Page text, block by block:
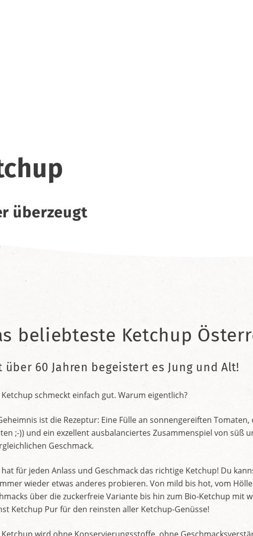
überzeugt
beliebteste Ketchup
über 60 Jahren begeistert es Jung und Alt!
Ketchup schmeckt einfach gut. Warum eigentlich?
ist die Rezeptur: Eine Fülle an sonnengereiften
;-)) und ein exzellent ausbalanciertes Zusammenspiel von süß
Geschmack.
hat für jeden Anlass und Geschmack das richtige Ketchup! Du
wieder etwas anderes probieren. Von mild bis hot, vom
über die zuckerfreie Variante bis hin zum Bio-Ketchup mit
Ketchup Pur für den reinsten aller Ketchup-Genüsse!